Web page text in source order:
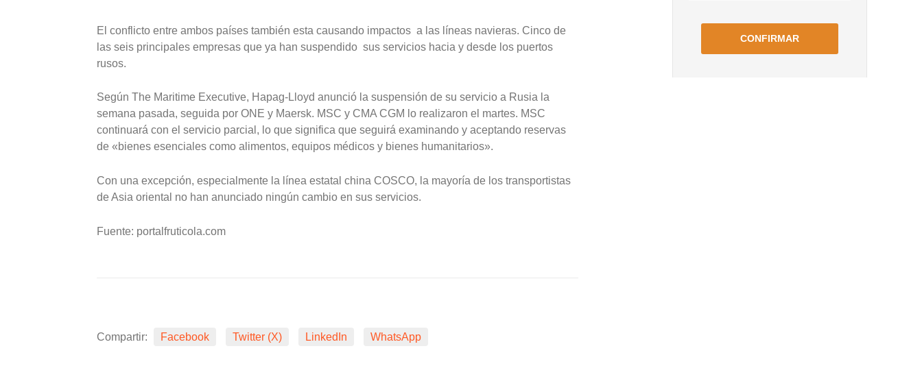
El conflicto entre ambos países también esta causando impactos a las líneas navieras. Cinco de
las seis principales empresas que ya han suspendido sus servicios hacia y desde los puertos
rusos.
Según The Maritime Executive, Hapag-Lloyd anunció la suspensión de su servicio a Rusia la
semana pasada, seguida por ONE y Maersk. MSC y CMA CGM lo realizaron el martes. MSC
continuará con el servicio parcial, lo que significa que seguirá examinando y aceptando reservas
de «bienes esenciales como alimentos, equipos médicos y bienes humanitarios».
Con una excepción, especialmente la línea estatal china COSCO, la mayoría de los transportistas
de Asia oriental no han anunciado ningún cambio en sus servicios.
Fuente: portalfruticola.com
Compartir: Facebook Twitter (X) LinkedIn WhatsApp